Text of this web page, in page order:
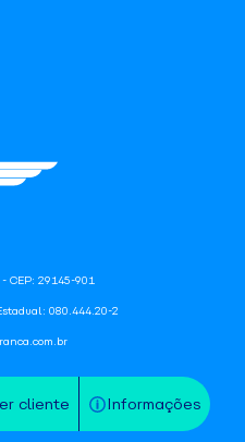
cliente Informações
CEP: 29145-901
080.444.20-2